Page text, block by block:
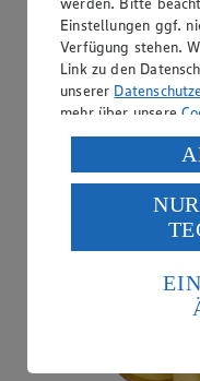
Angebot:
aus
Einstellungen ggf.
Verfügung stehen.
Link zu den
unserer
mehr über unsere
Verarbeitung
USA durch
Wenn du auf
des Art. 49 Abs. 1
Daten in den USA
die USA als Land
Standards nicht
Es besteht das
Informationen zum